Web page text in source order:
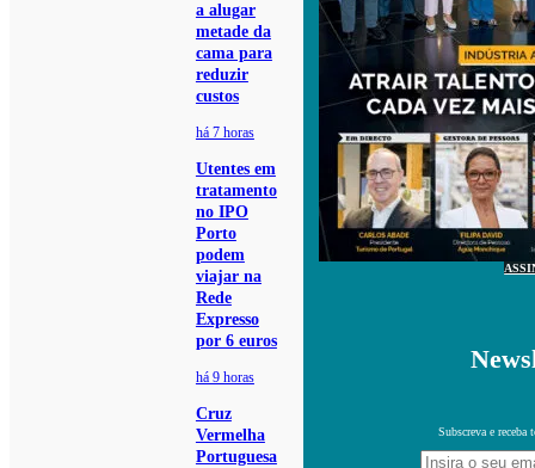
a alugar
metade da
cama para
reduzir
custos
há 7 horas
Utentes em
tratamento
no IPO
Porto
podem
viajar na
Rede
Expresso
por 6 euros
há 9 horas
Cruz
Vermelha
Portuguesa
Subscreva e receba